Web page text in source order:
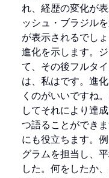
れ、経歴の変化が
ッシュ・ブラジル
が表示されるでし
進化を示します。
て、その後フルタ
は、私はです。進
くのがいいですね
してそれにより達
つ語ることができ
にも役立ちます。
グラムを担当し、
した。何をしたか